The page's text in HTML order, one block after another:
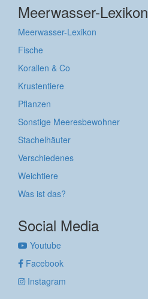
Meerwasser-Lexikon
Meerwasser-Lexikon
Fische
Korallen & Co
Krustentiere
Pflanzen
Sonstige Meeresbewohner
Stachelhäuter
Verschiedenes
Weichtiere
Was ist das?
Social Media
Youtube
Facebook
Instagram